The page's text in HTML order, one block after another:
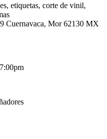
etiquetas, corte de vinil,
Cuernavaca, Mor 62130 MX